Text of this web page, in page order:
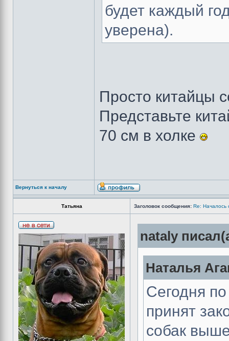
будет каждый
уверена).
Просто китайцы
Представьте
70 см в холке
Вернуться к началу
Татьяна Заголовок сообщения: Re: Началось
nataly
Наталья
Сегодня
принят
собак